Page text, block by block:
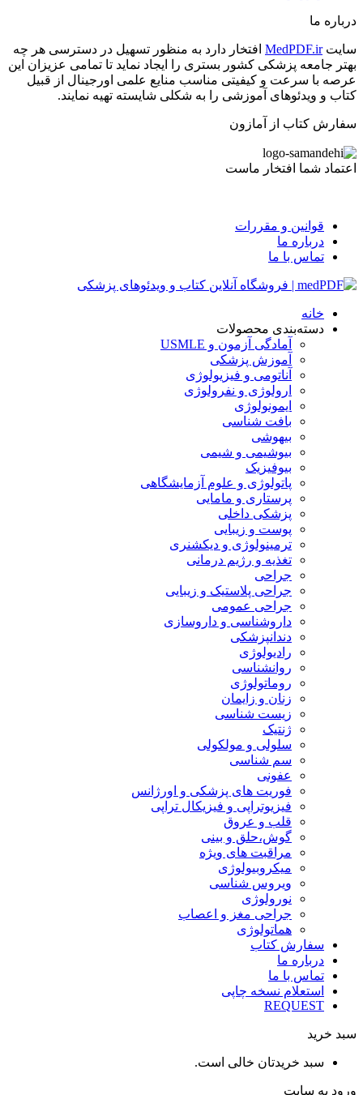
درباره ما
سایتMedPDF.ir افتخار دارد به منظور تسهیل در دسترسی هر چه
بهتر جامعه پزشکی کشور بستری را ایجاد نماید تا تمامی عزیزان این
عرصه با سرعت و کیفیتی مناسب منایع علمی اورجینال از قبیل
کتاب و ویدئوهای آموزشی را به شکلی شایسته تهیه نمایند.
سفارش کتاب از آمازون
اعتماد شما افتخار ماست
قوانین و مقررات
درباره ما
تماس با ما
خانه
دسته‌بندی محصولات
آمادگی آزمون و USMLE
آموزش پزشکی
آناتومی و فیزیولوژی
ارولوژی و نفرولوژی
ایمونولوژی
بافت شناسی
بیهوشی
بیوشیمی و شیمی
بیوفیزیک
پاتولوژی و علوم آزمایشگاهی
پرستاری و مامایی
پزشکی داخلی
پوست و زیبایی
ترمینولوژی و دیکشنری
تغذیه و رژیم درمانی
جراحی
جراحی پلاستیک و زیبایی
جراحی عمومی
داروشناسی و داروسازی
دندانپزشکی
رادیولوژی
روانشناسی
روماتولوژی
زنان و زایمان
زیست شناسی
ژنتیک
سلولی و مولکولی
سم شناسی
عفونی
فوریت های پزشکی و اورژانس
فیزیوتراپی و فیزیکال تراپی
قلب و عروق
گوش،حلق و بینی
مراقبت های ویژه
میکروبیولوژی
ویروس شناسی
نورولوژی
جراحی مغز و اعصاب
هماتولوژی
سفارش کتاب
درباره ما
تماس با ما
استعلام نسخه چاپی
REQUEST
سبد خرید
سبد خریدتان خالی است.
ورود به سایت